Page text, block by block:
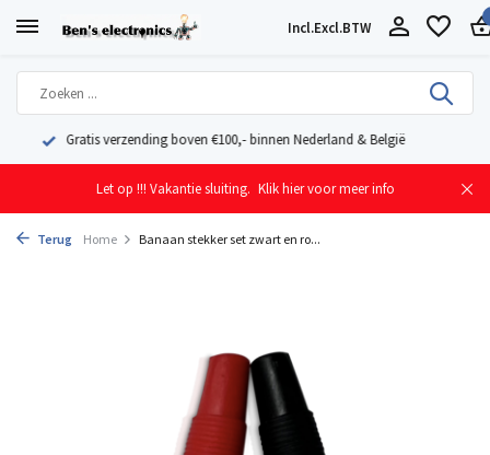
Incl.Excl.BTW
Geleverd uit eigen voorraad vanuit ons magazijn in Nederland
Let op !!! Vakantie sluiting. Klik hier voor meer info
Terug Home Banaan stekker set zwart en ro...